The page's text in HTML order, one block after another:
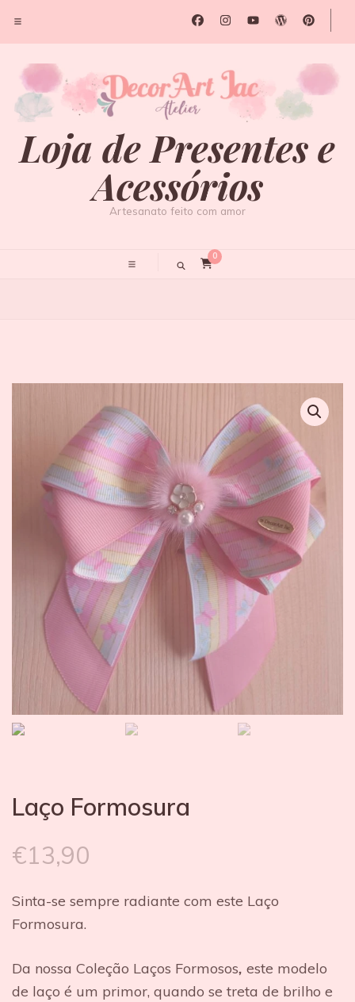
Loja de Presentes e
Acessórios
Artesanato feito com amor
0
Laço Formosura
€13,90
Sinta-se sempre radiante com este Laço
Formosura.
Da nossa Coleção Laços Formosos, este modelo
de laço é um primor, quando se treta de brilho e